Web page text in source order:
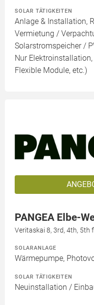
SOLAR TÄTIGKEITEN
Anlage & Installation,
Vermietung /
Solarstromspeicher /
Nur
Flexible Module, etc.)
PANGEA Elbe-
Veritaskai 8, 3rd, 4th, 5th
SOLARANLAGE
Wärmepumpe,
SOLAR TÄTIGKEITEN
Neuinstallation /